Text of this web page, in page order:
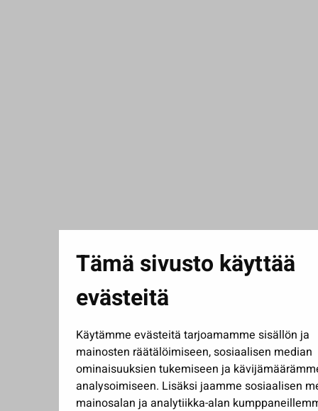
Tämä sivusto käyttää
evästeitä
Käytämme evästeitä tarjoamamme sisällön ja
mainosten räätälöimiseen, sosiaalisen median
ominaisuuksien tukemiseen ja
analysoimiseen. Lisäksi jaamme sosiaalisen
mainosalan ja analytiikka-alan